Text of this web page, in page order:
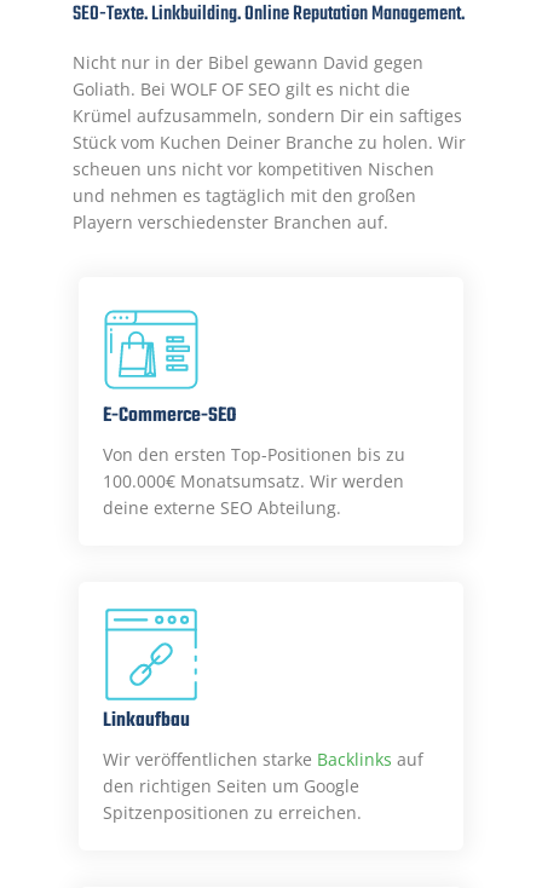
SEO-Texte. Linkbuilding. Online Reputation Management.
Nicht nur in der Bibel gewann David gegen
Goliath. Bei WOLF OF SEO gilt es nicht die
Krümel aufzusammeln, sondern Dir ein saftiges
Stück vom Kuchen Deiner Branche zu holen. Wir
scheuen uns nicht vor kompetitiven Nischen
und nehmen es tagtäglich mit den großen
Playern verschiedenster Branchen auf.
E-Commerce-SEO
Von den ersten Top-Positionen bis zu
100.000€ Monatsumsatz. Wir werden
deine externe SEO Abteilung.
Linkaufbau
Wir veröffentlichen starke Backlinks auf
den richtigen Seiten um Google
Spitzenpositionen zu erreichen.